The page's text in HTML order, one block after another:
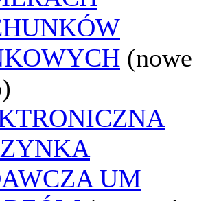
(nowe
UM